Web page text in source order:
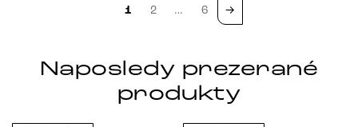
1 2 … 6 →
Naposledy prezerané
produkty